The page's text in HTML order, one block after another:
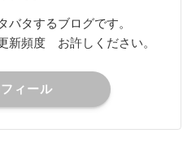
バタするブログです。
頻度 お許しください。
ィール